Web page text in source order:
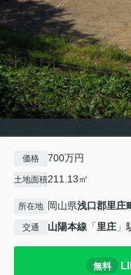
価格 700万円
土地面積211.13㎡
所在地 岡山県浅口郡里庄
交通 山陽本線 「里庄 」
無料